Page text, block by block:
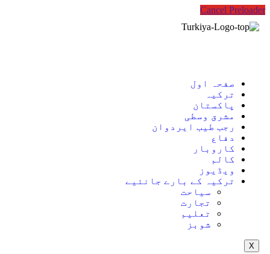
Cancel Preloader
صفحہ اول
ترکیہ
پاکستان
مشرق وسطی
رجب طیب ایردوان
دفاع
کاروبار
کالم
ویڈیوز
ترکیہ کے بارے جانئیے
سیاحت
تجارت
تعلیم
شوبز
X